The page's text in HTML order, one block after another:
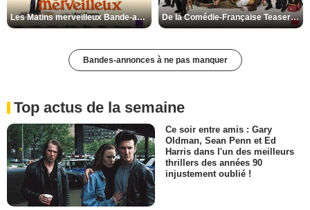
Les Matins merveilleux Bande-annonce VF De la Comédie-Française Teaser VF
Bandes-annonces à ne pas manquer
Top actus de la semaine
Ce soir entre amis : Gary
Oldman, Sean Penn et Ed
Harris dans l'un des meilleurs
thrillers des années 90
injustement oublié !